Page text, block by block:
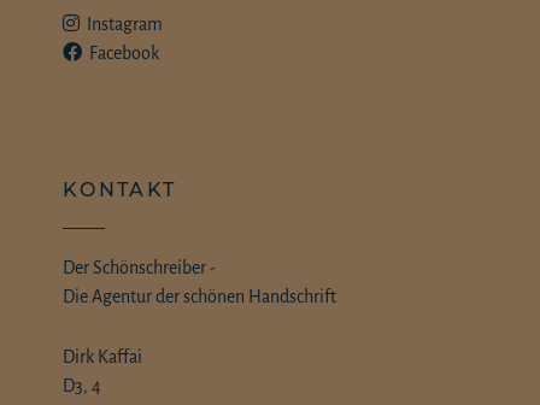
Instagram
Facebook
KONTAKT
Der Schönschreiber -
Die Agentur der schönen Handschrift
Dirk Kaffai
D3, 4